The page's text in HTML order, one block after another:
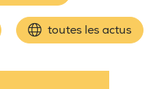
toutes les actus